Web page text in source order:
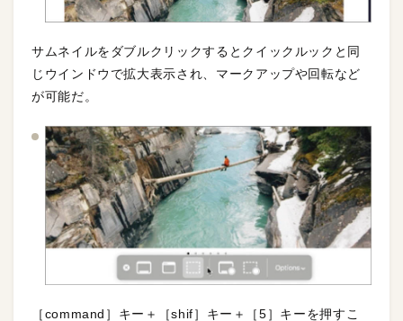
サムネイルをダブルクリックするとクイックルックと同
じウインドウで拡大表示され、マークアップや回転など
が可能だ。
［command］キー＋［shif］キー＋［5］キーを押すこ